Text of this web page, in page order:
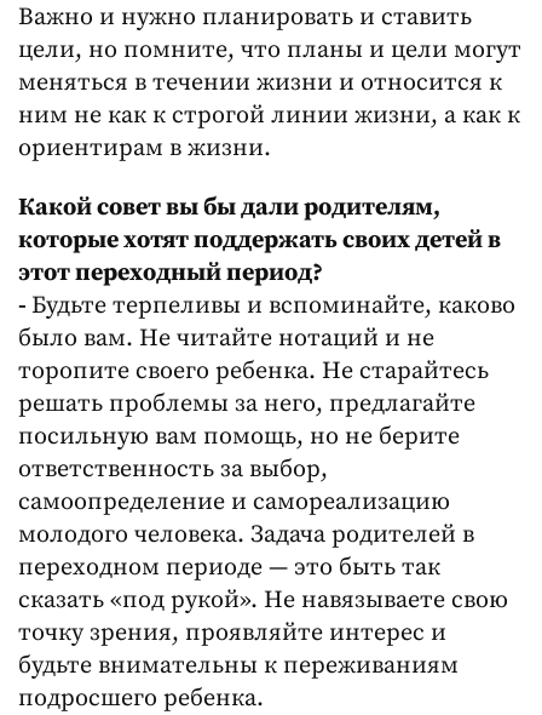
Важно и нужно планировать и ставить
цели, но помните, что планы и цели могут
меняться в течении жизни и относится к
ним не как к строгой линии жизни, а как к
ориентирам в жизни.
Какой совет вы бы дали родителям,
которые хотят поддержать своих детей в
этот переходный период?
- Будьте терпеливы и вспоминайте, каково
было вам. Не читайте нотаций и не
торопите своего ребенка. Не старайтесь
решать проблемы за него, предлагайте
посильную вам помощь, но не берите
ответственность за выбор,
самоопределение и самореализацию
молодого человека. Задача родителей в
переходном периоде — это быть так
сказать «под рукой». Не навязываете свою
точку зрения, проявляйте интерес и
будьте внимательны к переживаниям
подросшего ребенка.